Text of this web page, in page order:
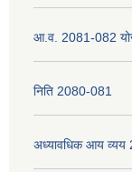
आ.व. 2081-082
निति 2080-081
अध्यावधिक आय व्यय